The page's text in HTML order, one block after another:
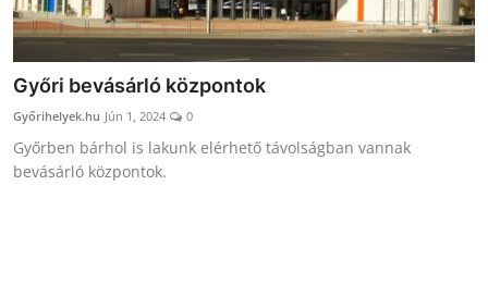
Győri bevásárló központok
Győrihelyek.hu Jún 1, 2024 0
Győrben bárhol is lakunk elérhető távolságban vannak
bevásárló központok.